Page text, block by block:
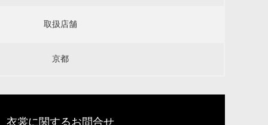
取扱店舗
京都
衣裳に関するお問合せ